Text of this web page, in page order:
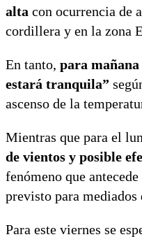
alta con ocurrencia de
cordillera y en la zona
En tanto, para
estará tranquila”
ascenso de la
Mientras que para el
de vientos y posible
fenómeno que
previsto para mediados
Para este viernes se